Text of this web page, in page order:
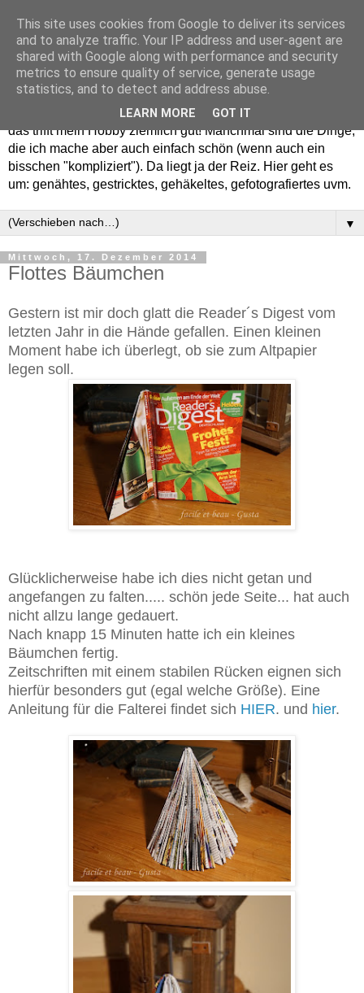
Willkommen in meinem "Wohnzimmer". Einfach und schön -
das trifft mein Hobby ziemlich gut! Manchmal sind die Dinge,
die ich mache aber auch einfach schön (wenn auch ein
bisschen "kompliziert"). Da liegt ja der Reiz. Hier geht es
um: genähtes, gestricktes, gehäkeltes, gefotografiertes uvm.
▼
Mittwoch, 17. Dezember 2014
Flottes Bäumchen
Gestern ist mir doch glatt die Reader´s Digest vom
letzten Jahr in die Hände gefallen. Einen kleinen
Moment habe ich überlegt, ob sie zum Altpapier
legen soll.
Glücklicherweise habe ich dies nicht getan und
angefangen zu falten..... schön jede Seite... hat auch
nicht allzu lange gedauert.
Nach knapp 15 Minuten hatte ich ein kleines
Bäumchen fertig.
Zeitschriften mit einem stabilen Rücken eignen sich
hierfür besonders gut (egal welche Größe). Eine
Anleitung für die Falterei findet sich HIER. und hier.
This site uses cookies from Google to deliver its services
and to analyze traffic. Your IP address and user-agent are
shared with Google along with performance and security
metrics to ensure quality of service, generate usage
statistics, and to detect and address abuse.
LEARN MORE GOT IT